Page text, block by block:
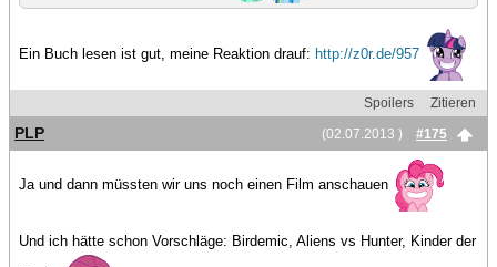
Ein Buch lesen ist gut, meine Reaktion drauf: http://z0r.de/957
Spoilers
Zitieren
(02.07.2013 )
#175
PLP
Ja und dann müssten wir uns noch einen Film anschauen
Und ich hätte schon Vorschläge: Birdemic, Aliens vs Hunter, Kinder der